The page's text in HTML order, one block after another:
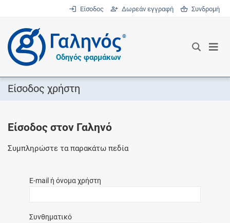
Είσοδος Δωρεάν εγγραφή Συνδρομή
®
Οδηγός φαρμάκων
Είσοδος χρήστη
Είσοδος στον Γαληνό
Συμπληρώστε τα παρακάτω πεδία
E-mail ή όνομα χρήστη
Συνθηματικό